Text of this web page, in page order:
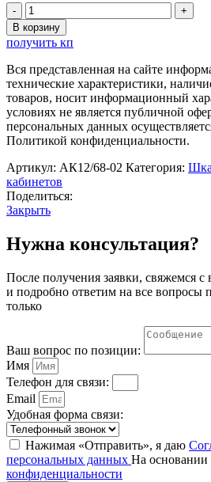
Количество
товара
Шкаф
для
учебных
пособий.
4
двери
Размеры:
800*400*2000
В корзину
получить кп
Вся представленная на сайте
технические характеристики,
товаров, носит информационный
условиях не является публичной
персональных данных
Политикой конфиденциальности.
Артикул: АК12/68-02 Категория:
кабинетов
Поделиться:
Закрыть
Нужна консультация?
После получения заявки, свяжемся
и подробно ответим на все вопросы
только
Ваш вопрос по позиции:
Имя
Телефон для связи:
Email
Удобная форма связи:
Нажимая «Отправить», я даю
персональных данных На основании
конфиденциальности